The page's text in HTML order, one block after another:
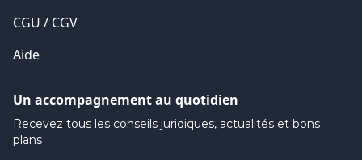
CGU / CGV
Aide
Un accompagnement au quotidien
Recevez tous les conseils juridiques, actualités et bons
plans